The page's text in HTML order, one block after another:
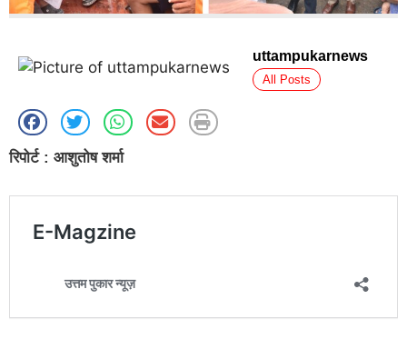
uttampukarnews
All Posts
रिपोर्ट : आशुतोष शर्मा